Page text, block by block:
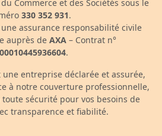
Commerce et des Sociétés sous le
330 352 931.
assurance responsabilité civile
auprès de AXA– Contrat n°
.
entreprise déclarée et assurée,
à notre couverture professionnelle,
sécurité pour vos besoins de
transparence et fiabilité.